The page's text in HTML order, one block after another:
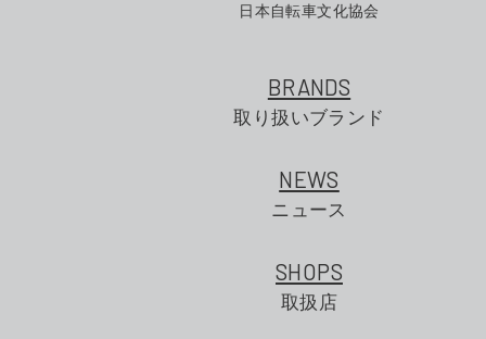
日本自転車文化協会
BRANDS
取り扱いブランド
NEWS
ニュース
SHOPS
取扱店